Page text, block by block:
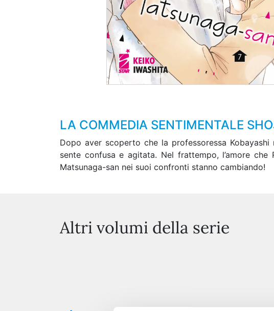
LA COMMEDIA SENTIMENTALE
Dopo aver scoperto che la professoressa
sente confusa e agitata. Nel frattempo, l’amore
Matsunaga-san nei suoi confronti stanno cambiando!
Altri volumi della serie